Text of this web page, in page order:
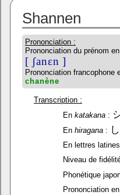
Shannen
Prononciation :
Prononciation du prénom
[ ʃanɛn ]
Prononciation francophone
chanène
Transcription :
En katakana:
En hiragana:
En lettres
Niveau de
Phonétique
Prononciation